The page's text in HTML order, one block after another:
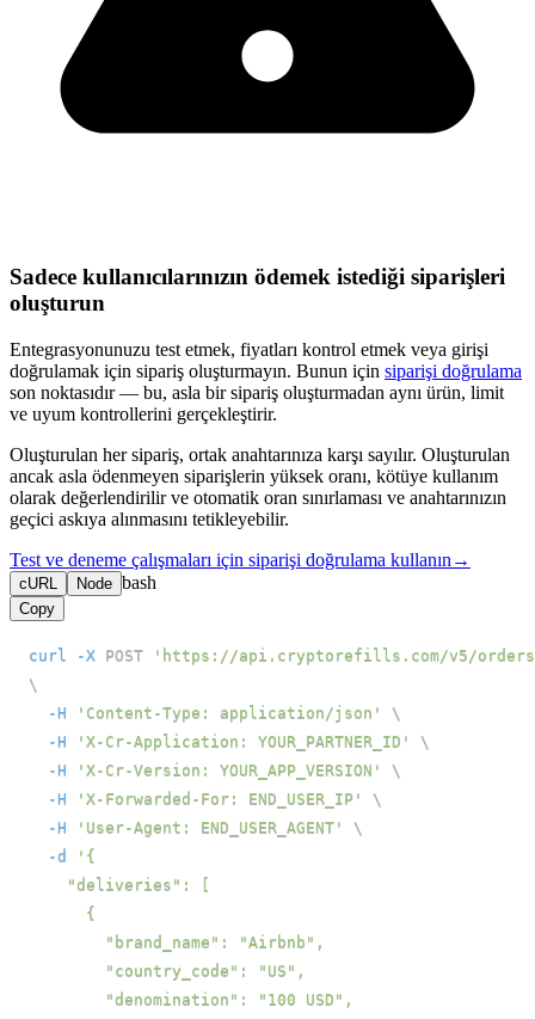
Sadece kullanıcılarınızın ödemek istediği siparişleri
oluşturun
Entegrasyonunuzu test etmek, fiyatları kontrol etmek veya girişi
doğrulamak için sipariş oluşturmayın. Bunun için siparişi doğrulama
son noktasıdır — bu, asla bir sipariş oluşturmadan aynı ürün, limit
ve uyum kontrollerini gerçekleştirir.
Oluşturulan her sipariş, ortak anahtarınıza karşı sayılır. Oluşturulan
ancak asla ödenmeyen siparişlerin yüksek oranı, kötüye kullanım
olarak değerlendirilir ve otomatik oran sınırlaması ve anahtarınızın
geçici askıya alınmasını tetikleyebilir.
Test ve deneme çalışmaları için siparişi doğrulama kullanın →
cURL Node bash
Copy
curl -X POST
'https://api.cryptorefills.com/v5/
\
-H
'Content-Type: application/json'
\
-H
'X-Cr-Application: YOUR_PARTNER_ID'
\
-H
'X-Cr-Version: YOUR_APP_VERSION'
\
-H
'X-Forwarded-For: END_USER_IP'
\
-H
'User-Agent: END_USER_AGENT'
\
-d